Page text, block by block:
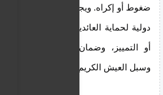
ضغوط أو إكراه. ويجب أن تترافق هذه
دولية لحماية العائدين من أي شكل من
أو التمييز، وضمان حصولهم على
وسبل العيش الكريم.